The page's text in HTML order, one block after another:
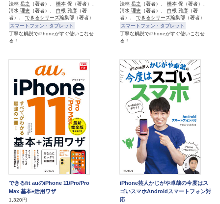
法林 岳之 （著者）、 橋本 保 （著者）、
清水 理史 （著者）、 白根 雅彦 （著
者）、 できるシリーズ編集部 （著者）
スマートフォン・タブレット
丁寧な解説でiPhoneがすぐ使いこなせ
る！
法林 岳之 （著者）、 橋本 保 （著者）、
清水 理史 （著者）、 白根 雅彦 （著
者）、 できるシリーズ編集部 （著者）
スマートフォン・タブレット
丁寧な解説でiPhoneがすぐ使いこなせ
る！
できるfit auのiPhone 11/Pro/Pro
Max 基本+活用ワザ
1,320円
iPhone芸人かじがや卓哉の今度はス
ゴいスマホAndroidスマートフォン対
応